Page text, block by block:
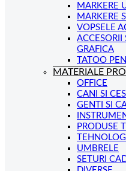
MARKERE
MARKERE
VOPSELE
ACCESORII
GRAFICA
TATOO PEN
MATERIALE
OFFICE
CANI SI
GENTI SI
PRODUSE
UMBRELE
SETURI